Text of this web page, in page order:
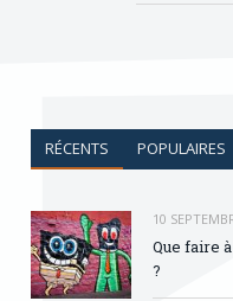
RÉCENTS POPULAIRES
10
Que faire
?